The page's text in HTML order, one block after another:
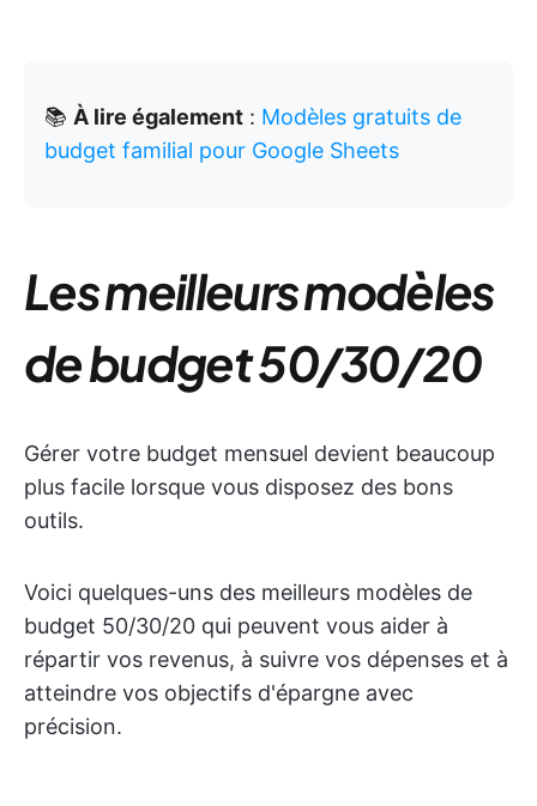
📚 À lire également : Modèles gratuits de
budget familial pour Google Sheets
Les meilleurs modèles
de budget 50/30/20
Gérer votre budget mensuel devient beaucoup
plus facile lorsque vous disposez des bons
outils.
Voici quelques-uns des meilleurs modèles de
budget 50/30/20 qui peuvent vous aider à
répartir vos revenus, à suivre vos dépenses et à
atteindre vos objectifs d'épargne avec
précision.